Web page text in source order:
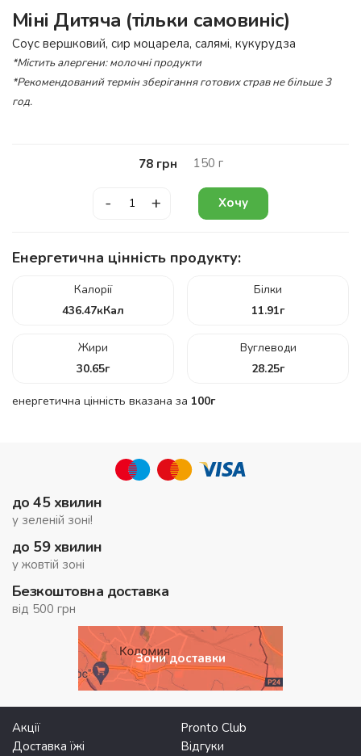
Міні Дитяча (тільки самовиніс)
Соус вершковий, сир моцарела, салямі, кукурудза
*Містить алергени: молочні продукти
*Рекомендований термін зберігання готових страв не більше 3
год.
78грн 150 г
- + Хочу
Енергетична цінність продукту:
Калорії
436.47кКал
Білки
11.91г
Жири
30.65г
Вуглеводи
28.25г
енергетична цінність вказана за 100г
до 45 хвилин
у зеленій зоні!
до 59 хвилин
у жовтій зоні
Безкоштовна доставка
від 500 грн
Зони доставки
Акції
Pronto Club
Доставка їжі
Відгуки